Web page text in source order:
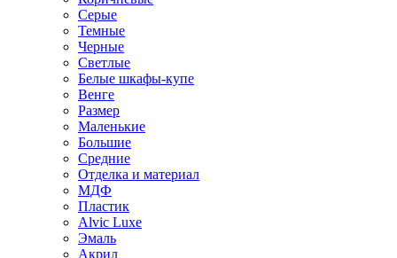
Серые
Темные
Черные
Светлые
Белые шкафы-купе
Венге
Размер
Маленькие
Большие
Средние
Отделка и материал
МДФ
Пластик
Alvic Luxe
Эмаль
Акрил